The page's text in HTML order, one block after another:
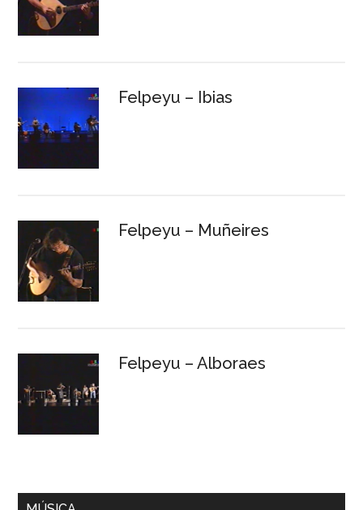
Felpeyu – Ibias
Felpeyu – Muñeires
Felpeyu – Alboraes